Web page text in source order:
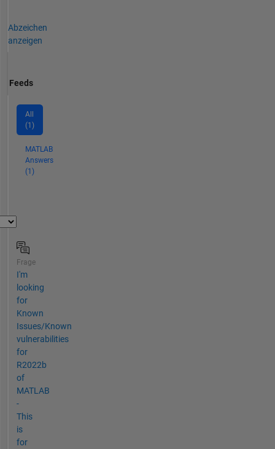
Abzeichen
anzeigen
Feeds
All
(1)
MATLAB
Answers
(1)
Frage
I'm
looking
for
Known
Issues/Known
vulnerabilities
for
R2022b
of
MATLAB
-
This
is
for